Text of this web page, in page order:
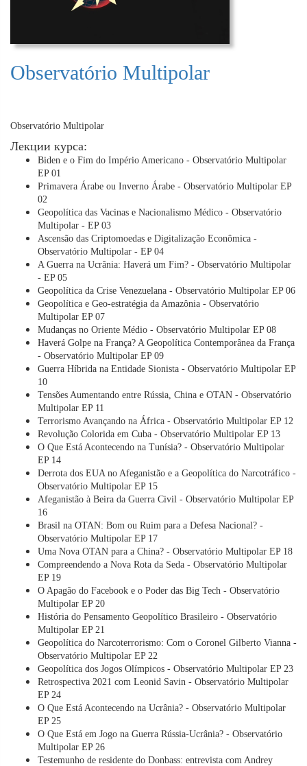
Observatório Multipolar
Observatório Multipolar
Лекции курса:
Biden e o Fim do Império Americano - Observatório Multipolar
EP 01
Primavera Árabe ou Inverno Árabe - Observatório Multipolar EP
02
Geopolítica das Vacinas e Nacionalismo Médico - Observatório
Multipolar - EP 03
Ascensão das Criptomoedas e Digitalização Econômica -
Observatório Multipolar - EP 04
A Guerra na Ucrânia: Haverá um Fim? - Observatório Multipolar
- EP 05
Geopolítica da Crise Venezuelana - Observatório Multipolar EP 06
Geopolítica e Geo-estratégia da Amazônia - Observatório
Multipolar EP 07
Mudanças no Oriente Médio - Observatório Multipolar EP 08
Haverá Golpe na França? A Geopolítica Contemporânea da França
- Observatório Multipolar EP 09
Guerra Híbrida na Entidade Sionista - Observatório Multipolar EP
10
Tensões Aumentando entre Rússia, China e OTAN - Observatório
Multipolar EP 11
Terrorismo Avançando na África - Observatório Multipolar EP 12
Revolução Colorida em Cuba - Observatório Multipolar EP 13
O Que Está Acontecendo na Tunísia? - Observatório Multipolar
EP 14
Derrota dos EUA no Afeganistão e a Geopolítica do Narcotráfico -
Observatório Multipolar EP 15
Afeganistão à Beira da Guerra Civil - Observatório Multipolar EP
16
Brasil na OTAN: Bom ou Ruim para a Defesa Nacional? -
Observatório Multipolar EP 17
Uma Nova OTAN para a China? - Observatório Multipolar EP 18
Compreendendo a Nova Rota da Seda - Observatório Multipolar
EP 19
O Apagão do Facebook e o Poder das Big Tech - Observatório
Multipolar EP 20
História do Pensamento Geopolítico Brasileiro - Observatório
Multipolar EP 21
Geopolítica do Narcoterrorismo: Com o Coronel Gilberto Vianna -
Observatório Multipolar EP 22
Geopolítica dos Jogos Olímpicos - Observatório Multipolar EP 23
Retrospectiva 2021 com Leonid Savin - Observatório Multipolar
EP 24
O Que Está Acontecendo na Ucrânia? - Observatório Multipolar
EP 25
O Que Está em Jogo na Guerra Rússia-Ucrânia? - Observatório
Multipolar EP 26
Testemunho de residente do Donbass: entrevista com Andrey